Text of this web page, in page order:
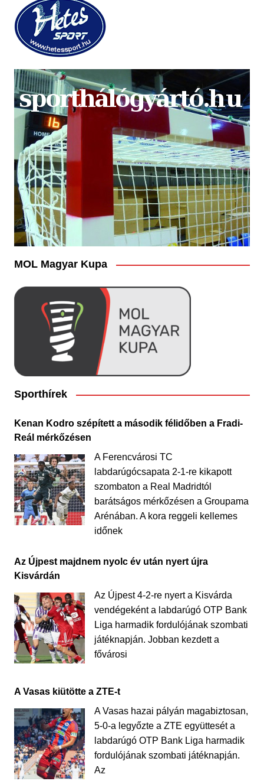
MOL Magyar Kupa
Sporthírek
Kenan Kodro szépített a második félidőben a Fradi-
Reál mérkőzésen
A Ferencvárosi TC
labdarúgócsapata 2-1-re kikapott
szombaton a Real Madridtól
barátságos mérkőzésen a Groupama
Arénában. A kora reggeli kellemes
időnek
Az Újpest majdnem nyolc év után nyert újra
Kisvárdán
Az Újpest 4-2-re nyert a Kisvárda
vendégeként a labdarúgó OTP Bank
Liga harmadik fordulójának szombati
játéknapján. Jobban kezdett a
fővárosi
A Vasas kiütötte a ZTE-t
A Vasas hazai pályán magabiztosan,
5-0-a legyőzte a ZTE együttesét a
labdarúgó OTP Bank Liga harmadik
fordulójának szombati játéknapján.
Az